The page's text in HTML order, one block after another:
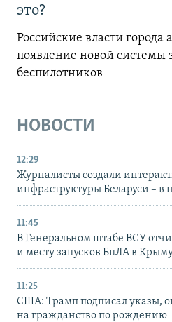
это?
Российские власти города
появление новой системы
беспилотников
НОВОСТИ
12:29
Журналисты создали
инфраструктуры Беларуси – в
11:45
В Генеральном штабе ВСУ
и месту запусков БпЛА в
11:25
США: Трамп подписал указы,
на гражданство по рождению